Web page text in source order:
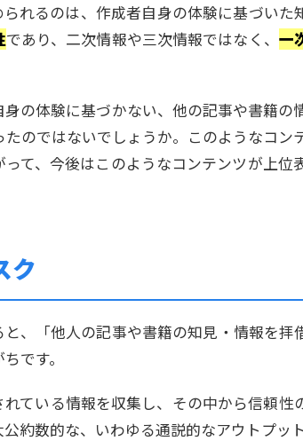
れるのは、作成者自身の体験に基づいた
であり、二次情報や三次情報ではなく、 一
の体験に基づかない、他の記事や書籍の
のではないでしょうか。このようなコン
て、今後はこのようなコンテンツが上位
ク
、「他人の記事や書籍の知見・情報を拝
です。
ている情報を収集し、その中から信頼性
約数的な、いわゆる通説的なアウトプッ